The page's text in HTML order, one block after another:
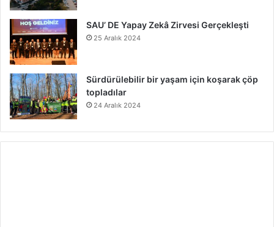
SAU’ DE Yapay Zekâ Zirvesi Gerçekleşti
25 Aralık 2024
Sürdürülebilir bir yaşam için koşarak çöp
topladılar
24 Aralık 2024